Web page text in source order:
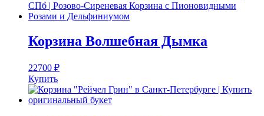
Корзина Волшебная Дымка
22700 ₽
Купить